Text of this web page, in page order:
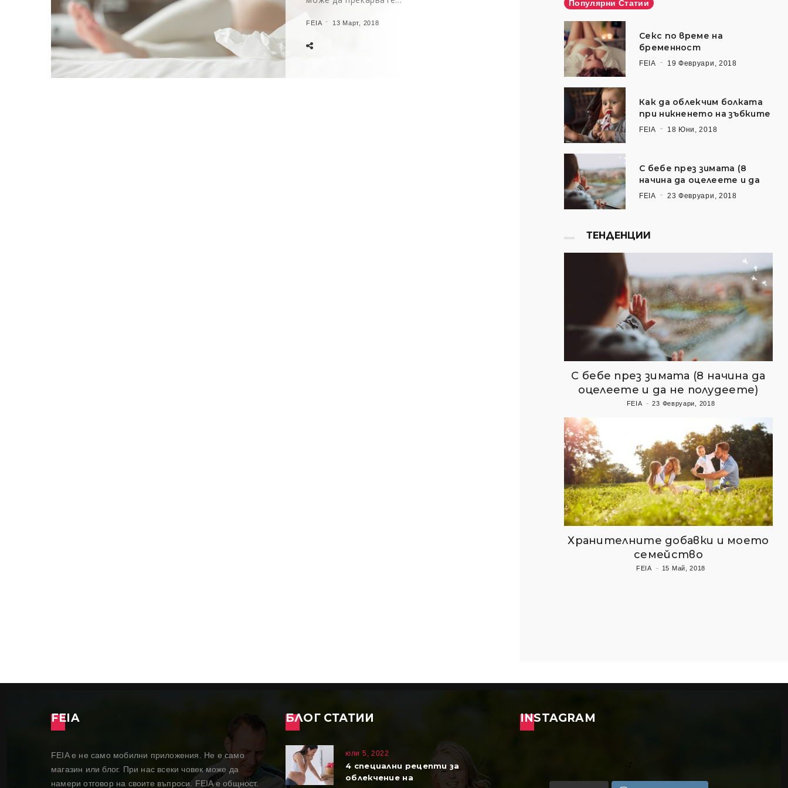
FEIA 13 Март, 2018
Популярни Статии
Секс по време на
бременност
FEIA 19 Февруари, 2018
Как да облекчим болката
при никненето на зъбките
FEIA 18 Юни, 2018
С бебе през зимата (8
начина да оцелеете и да
FEIA 23 Февруари, 2018
ТЕНДЕНЦИИ
С бебе през зимата (8 начина да
оцелеете и да не полудеете)
FEIA 23 Февруари, 2018
Хранителните добавки и моето
семейство
FEIA 15 Май, 2018
FEIA
FEIA е не само мобилни приложения. Не е само
магазин или блог. При нас всеки човек може да
намери отговор на своите въпроси. FEIA е общност.
БЛОГ СТАТИИ
юли 5, 2022
4 специални рецепти за
облекчение на
INSTAGRAM